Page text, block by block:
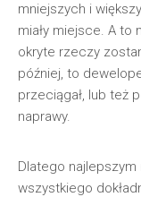
mniejszych i
miały miejsce. A to
okryte rzeczy
później, to
przeciągał, lub też
naprawy.
Dlatego
wszystkiego